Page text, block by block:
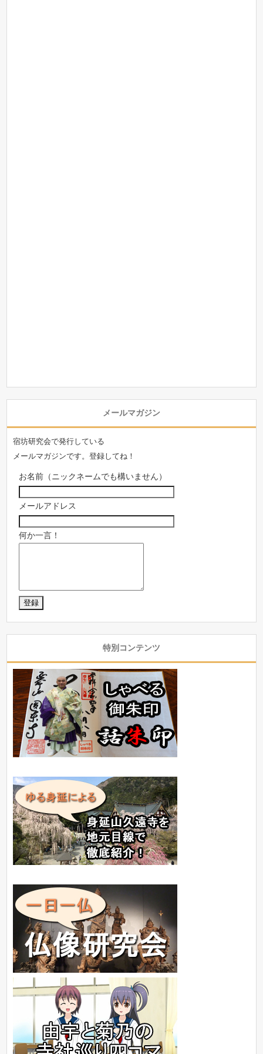
メールマガジン
宿坊研究会で発行している
メールマガジンです。登録してね！
お名前（ニックネームでも構いません）
メールアドレス
何か一言！
特別コンテンツ